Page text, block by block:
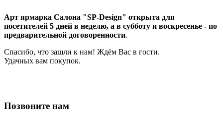
Арт ярмарка Салона "SP-Design" открыта для
посетителей 5 дней в неделю, а в субботу и воскресенье - по
предварительной договоренности.
Спасибо, что зашли к нам! Ждём Вас в гости.
Удачных вам покупок.
Позвоните нам